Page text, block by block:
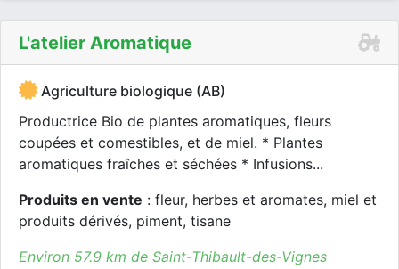
L'atelier Aromatique
Agriculture biologique (AB)
Productrice Bio de plantes aromatiques, fleurs
coupées et comestibles, et de miel. * Plantes
aromatiques fraîches et séchées * Infusions...
Produits en vente : fleur, herbes et aromates, miel et
produits dérivés, piment, tisane
Environ 57.9 km de Saint-Thibault-des-Vignes